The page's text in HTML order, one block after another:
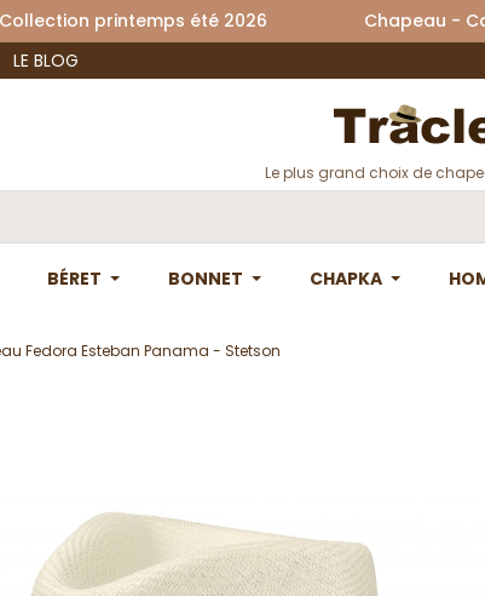
Collection printemps été 2026
LE BLOG
Le plus grand choix de
BÉRET BONNET CHAPKA
Fedora Esteban Panama - Stetson